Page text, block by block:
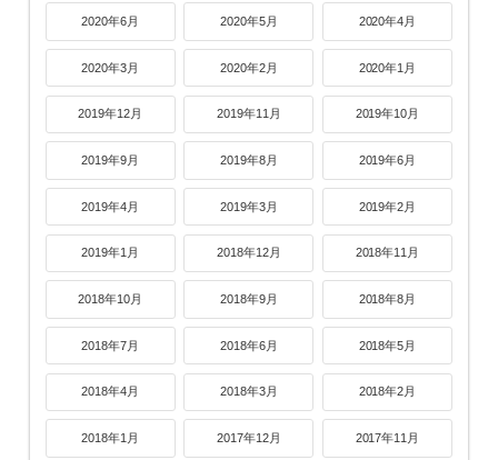
2020年6月 2020年5月 2020年4月
2020年3月 2020年2月 2020年1月
2019年12月 2019年11月 2019年10月
2019年9月 2019年8月 2019年6月
2019年4月 2019年3月 2019年2月
2019年1月 2018年12月 2018年11月
2018年10月 2018年9月 2018年8月
2018年7月 2018年6月 2018年5月
2018年4月 2018年3月 2018年2月
2018年1月 2017年12月 2017年11月